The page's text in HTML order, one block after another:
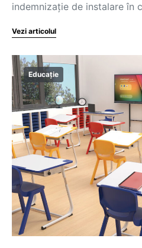
indemnizație de instalare în
Vezi articolul
Educație